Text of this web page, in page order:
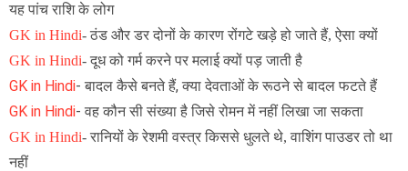
यह पांच राशि के लोग
GK in Hindi- ठंड और डर दोनों के कारण रोंगटे खड़े हो जाते हैं, ऐसा क्यों
GK in Hindi- दूध को गर्म करने पर मलाई क्यों पड़ जाती है
GK in Hindi- बादल कैसे बनते हैं, क्या देवताओं के रूठने से बादल फटते हैं
GK in Hindi- वह कौन सी संख्या है जिसे रोमन में नहीं लिखा जा सकता
GK in Hindi- रानियों के रेशमी वस्त्र किससे धुलते थे, वाशिंग पाउडर तो था
नहीं